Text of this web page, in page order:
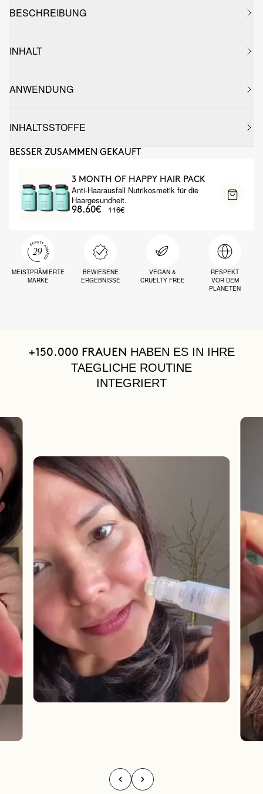
BESCHREIBUNG
INHALT
ANWENDUNG
INHALTSSTOFFE
BESSER ZUSAMMEN GEKAUFT
3 MONTH OF HAPPY HAIR PACK
Anti-Haarausfall Nutrikosmetik für die
Haargesundheit.
98.60€ 116€
MEISTPRÄMIERTE
MARKE
BEWIESENE
ERGEBNISSE
VEGAN &
CRUELTY FREE
RESPEKT
VOR DEM
PLANETEN
+150.000 FRAUEN HABEN ES IN IHRE
TAEGLICHE ROUTINE
INTEGRIERT